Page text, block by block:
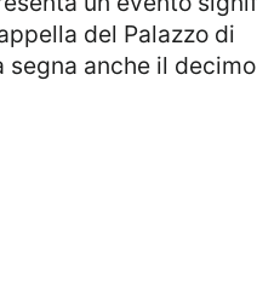
del Palazzo di
anche il decimo